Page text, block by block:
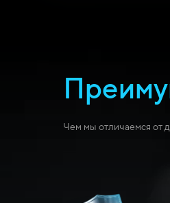
Чем мы отличаемся от